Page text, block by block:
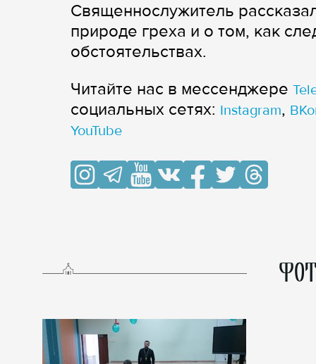
Священнослужитель
природе греха и о том, как
обстоятельствах.
Читайте нас в мессенджере
cоциальных сетях: Instagram,
YouTube